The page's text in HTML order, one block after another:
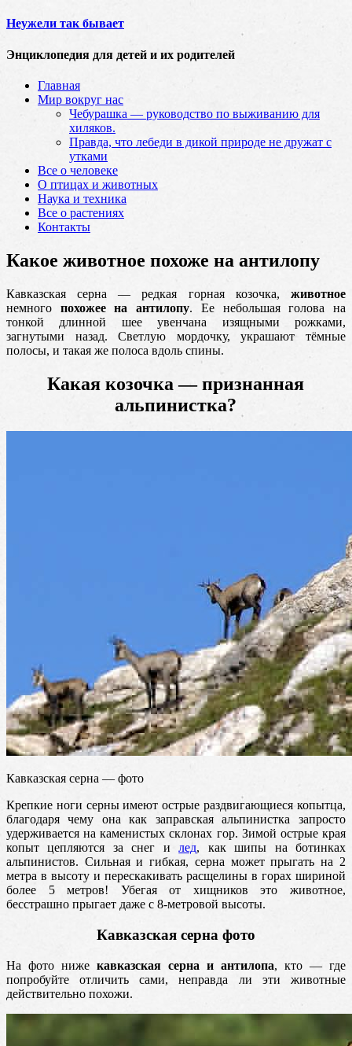
Неужели так бывает
Энциклопедия для детей и их родителей
Главная
Мир вокруг нас
Чебурашка — руководство по выживанию для
хиляков.
Правда, что лебеди в дикой природе не дружат с
утками
Все о человеке
О птицах и животных
Наука и техника
Все о растениях
Контакты
Какое животное похоже на антилопу
Кавказская серна — редкая горная козочка, животное
немного похожее на антилопу. Ее небольшая голова на
тонкой длинной шее увенчана изящными рожками,
загнутыми назад.Светлую мордочку, украшают тёмные
полосы, и такая же полоса вдоль спины.
Какая козочка — признанная
альпинистка?
Кавказская серна — фото
Крепкие ноги серны имеют острые раздвигающиеся копытца,
благодаря чему она как заправская альпинистка запросто
удерживается на каменистых склонах гор. Зимой острые края
копыт цепляются за снег илед, как шипы на ботинках
альпинистов. Сильная и гибкая, серна может прыгать на 2
метра в высоту и перескакивать расщелины в горах шириной
более 5 метров! Убегая от хищников это животное,
бесстрашно прыгает даже с 8-метровой высоты.
Кавказская серна фото
На фото ниже кавказская серна и антилопа, кто — где
попробуйте отличить сами, неправда ли эти животные
действительно похожи.